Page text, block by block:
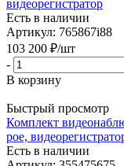
видеорегистратор
Есть в наличии
Артикул: 765867i88
103 200 ₽/шт
-
В корзину
Быстрый просмотр
Комплект
poe,
Есть в наличии